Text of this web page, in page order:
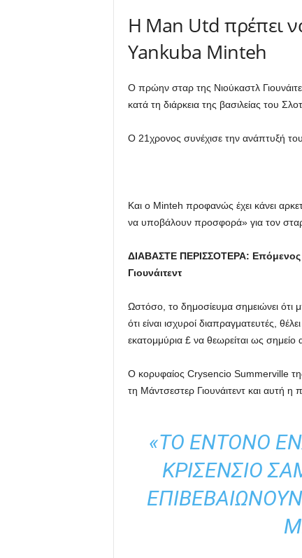
Η Man Utd πρέπει
Yankuba Minteh
Ο πρώην σταρ της Νιούκαστλ
κατά τη διάρκεια της βασιλείας του
Ο 21χρονος συνέχισε την ανάπτυξή
Και ο Minteh προφανώς έχει κάνει
να υποβάλουν προσφορά» για τον
ΔΙΑΒΑΣΤΕ ΠΕΡΙΣΣΟΤΕΡΑ: Επόμενος
Γιουνάιτεντ
Ωστόσο, το δημοσίευμα σημειώνει ότι
ότι είναι ισχυροί διαπραγματευτές,
εκατομμύρια £ να θεωρείται ως σημείο
Ο κορυφαίος Crysencio Summerville της
τη Μάντσεστερ Γιουνάιτεντ και αυτή
«ΤΟ ΈΝΤΟΝΟ
ΚΡΙΣΈΝΣΙΟ